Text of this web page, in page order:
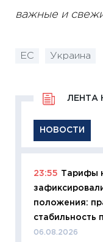
важные и
ЕС Украина
НОВОСТИ
ЛЕНТА
23:55
Тарифы
положения:
стабильность
06.08.2026